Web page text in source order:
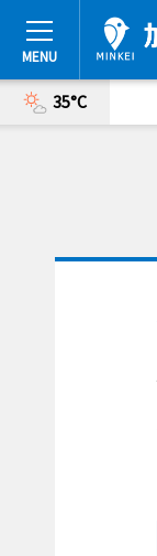
35°C